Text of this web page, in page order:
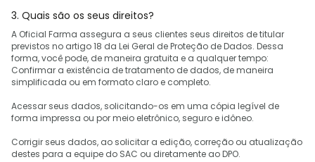
3. Quais são os seus direitos?
A Oficial Farma assegura a seus clientes seus direitos de titular
previstos no artigo 18 da Lei Geral de Proteção de Dados. Dessa
forma, você pode, de maneira gratuita e a qualquer tempo:
Confirmar a existência de tratamento de dados, de maneira
simplificada ou em formato claro e completo.
Acessar seus dados, solicitando-os em uma cópia legível de
forma impressa ou por meio eletrônico, seguro e idôneo.
Corrigir seus dados, ao solicitar a edição, correção ou atualização
destes para a equipe do SAC ou diretamente ao DPO.